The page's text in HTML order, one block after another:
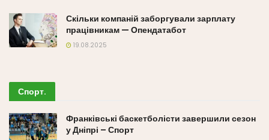
Скільки компаній заборгували зарплату
працівникам — Опендатабот
19.08.2025
Спорт.
Франківські баскетболісти завершили сезон
у Дніпрі – Спорт